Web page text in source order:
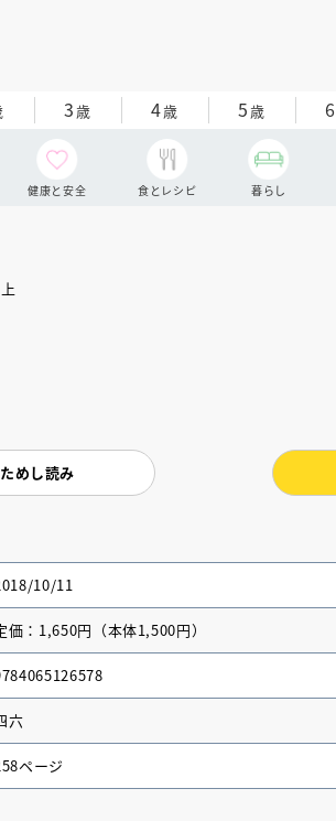
3歳 4歳 5歳 6
健康と安全 食とレシピ 暮らし
ためし読み
10/11
価：1,650円（本体1,500円）
六
ページ